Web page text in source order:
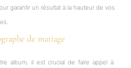
garantir un résultat à la hauteur de vos
de mariage
album, il est crucial de faire appel à